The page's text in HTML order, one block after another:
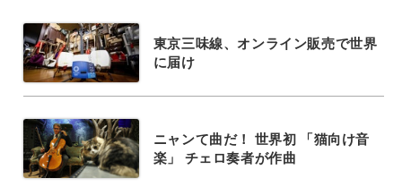
東京三味線、オンライン販売で世界
に届け
ニャンて曲だ！ 世界初 「猫向け音
楽」 チェロ奏者が作曲